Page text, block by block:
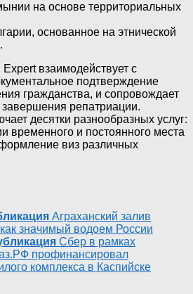
на основе территориальных
основанное на этнической
взаимодействует с
подтверждение
гражданства, и сопровождает
завершения репатриации.
десятки разнообразных услуг:
временного и постоянного места
виз различных
Аграханский залив
как значимый водоем России
Сбер в рамках
профинансировал
комплекса в Каспийске